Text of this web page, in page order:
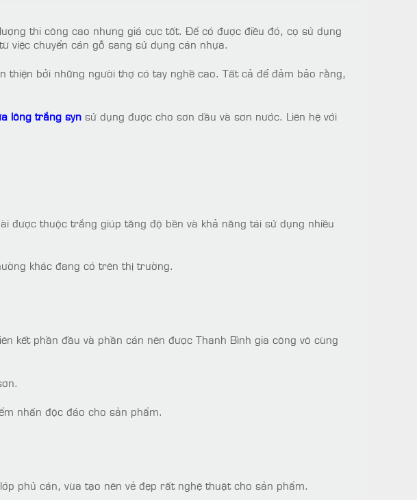
thi công cao nhưng giá cực tốt. Để có được điều đó, cọ sử dụng
việc chuyển cán gỗ sang sử dụng cán nhựa.
thiện bởi những người thợ có tay nghề cao. Tất cả để đảm bảo rằng,
lông trắng syn sử dụng được cho sơn dầu và sơn nước. Liên hệ với
được thuộc trắng giúp tăng độ bền và khả năng tái sử dụng nhiều
khác đang có trên thị trường.
kết phần đầu và phần cán nên được Thanh Bình gia công vô cùng
nhấn độc đáo cho sản phẩm.
phủ cán, vừa tạo nên vẻ đẹp rất nghệ thuật cho sản phẩm.